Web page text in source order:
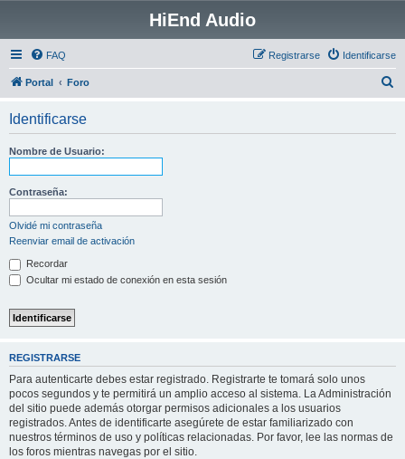
HiEnd Audio
FAQ Identificarse
Registrarse
Portal Foro
Identificarse
Nombre de Usuario:
Contraseña:
Olvidé mi contraseña
Reenviar email de activación
Recordar
Ocultar mi estado de conexión en esta sesión
REGISTRARSE
Para autenticarte debes estar registrado. Registrarte te tomará solo unos
pocos segundos y te permitirá un amplio acceso al sistema. La Administración
del sitio puede además otorgar permisos adicionales a los usuarios
registrados. Antes de identificarte asegúrete de estar familiarizado con
nuestros términos de uso y políticas relacionadas. Por favor, lee las normas de
los foros mientras navegas por el sitio.